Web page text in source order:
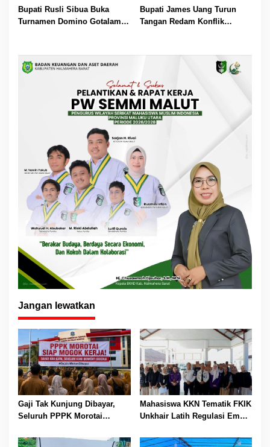
Agustus Bertindak
Bupati Rusli Sibua Buka
Turnamen Domino Gotalamo
Bupati James Uang Turun
Tangan Redam Konflik
Kerugian
Jangan lewatkan
Gaji Tak Kunjung Dibayar,
Seluruh PPPK Morotai
Mahasiswa KKN Tematik FKIK
Unkhair Latih Regulasi Emosi
Ternate Lewat Edukasi dan